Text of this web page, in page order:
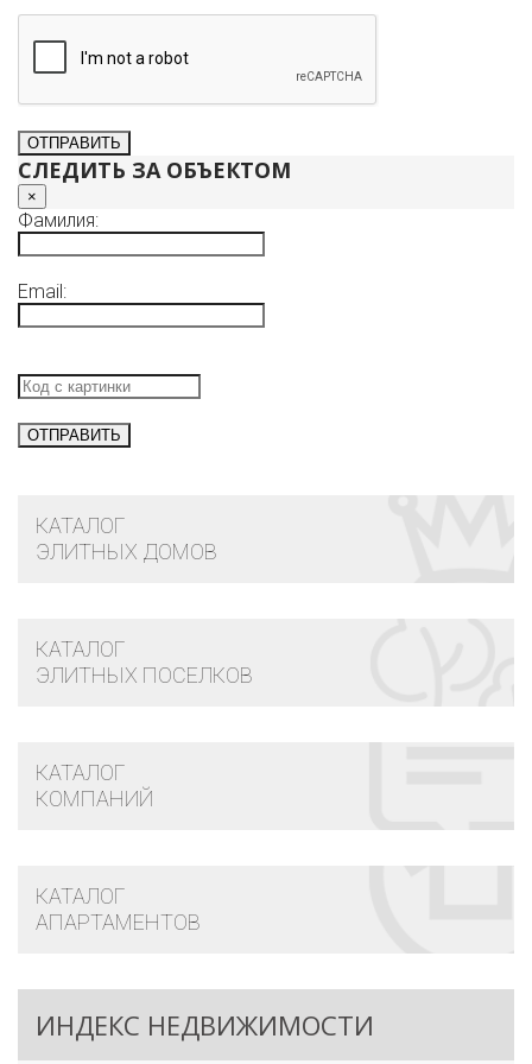
СЛЕДИТЬ ЗА ОБЪЕКТОМ
×
Фамилия:
Email:
КАТАЛОГ
ЭЛИТНЫХ ДОМОВ
КАТАЛОГ
ЭЛИТНЫХ ПОСЕЛКОВ
КАТАЛОГ
КОМПАНИЙ
КАТАЛОГ
АПАРТАМЕНТОВ
ИНДЕКС НЕДВИЖИМОСТИ